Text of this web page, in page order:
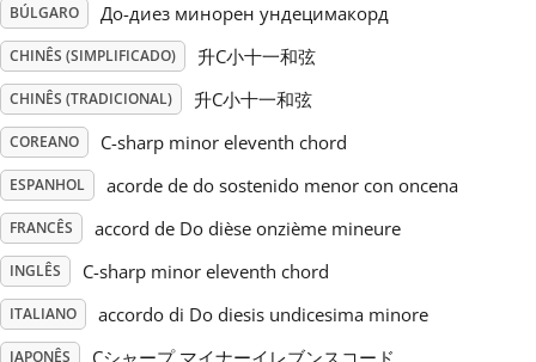
Tiếng Việt
Türkçe
Українська
BÚLGARO До-диез минорен ундецимакорд
CHINÊS (SIMPLIFICADO) 升C小十一和弦
CHINÊS (TRADICIONAL) 升C小十一和弦
COREANO C-sharp minor eleventh chord
ESPANHOL acorde de do sostenido menor con oncena
FRANCÊS accord de Do dièse onzième mineure
INGLÊS C-sharp minor eleventh chord
ITALIANO accordo di Do diesis undicesima minore
JAPONÊS